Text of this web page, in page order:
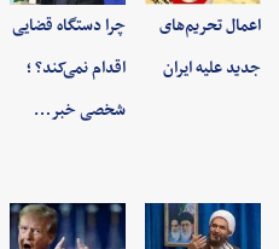
اعمال تحریم‌های
جدید علیه ایران
چرا دستگاه قضایی
اقدام نمی‌کند؟ ؛
شخصی خبر…